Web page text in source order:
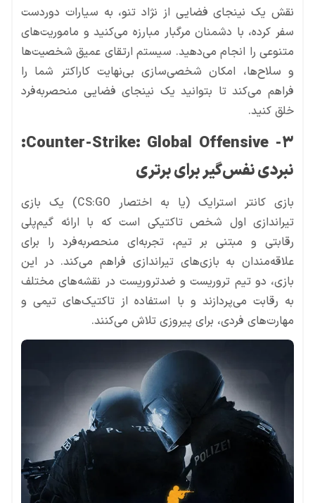
نقش یک نینجای فضایی از نژاد تنو، به سیارات دوردست
سفر کرده، با دشمنان مرگبار مبارزه می‌کنید و ماموریت‌های
متنوعی را انجام می‌دهید. سیستم ارتقای عمیق شخصیت‌ها
و سلاح‌ها، امکان شخصی‌سازی بی‌نهایت کاراکتر شما را
فراهم می‌کند تا بتوانید یک نینجای فضایی منحصربه‌فرد
خلق کنید.
3- Counter-Strike: Global Offensive
:
نبردی نفس‌گیر برای برتری
بازی کانتر استرایک (یا به اختصار CS:GO) یک بازی
تیراندازی اول شخص تاکتیکی است که با ارائه گیم‌پلی
رقابتی و مبتنی بر تیم، تجربه‌ای منحصربه‌فرد را برای
علاقه‌مندان به بازی‌های تیراندازی فراهم می‌کند. در این
بازی، دو تیم تروریست و ضدتروریست در نقشه‌های مختلف
به رقابت می‌پردازند و با استفاده از تاکتیک‌های تیمی و
مهارت‌های فردی، برای پیروزی تلاش می‌کنند.